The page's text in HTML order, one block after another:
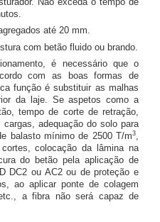
Não exceda o tempo de
até 20 mm.
com betão fluido ou brando.
é necessário que o
com as boas formas de
função é substituir as malhas
da laje. Se aspetos como a
tempo de corte de retração,
adequação do solo para
balasto mínimo de 2500 T/m3,
colocação da lâmina na
do betão pela aplicação de
DC2 ou AC2 ou de proteção e
ao aplicar ponte de colagem
a fibra não será capaz de